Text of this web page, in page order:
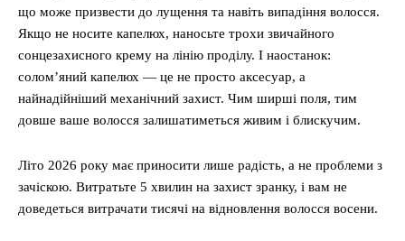
що може призвести до лущення та навіть випадіння волосся.
Якщо не носите капелюх, наносьте трохи звичайного
сонцезахисного крему на лінію проділу. І наостанок:
солом’яний капелюх — це не просто аксесуар, а
найнадійніший механічний захист. Чим ширші поля, тим
довше ваше волосся залишатиметься живим і блискучим.
Літо 2026 року має приносити лише радість, а не проблеми з
зачіскою. Витратьте 5 хвилин на захист зранку, і вам не
доведеться витрачати тисячі на відновлення волосся восени.